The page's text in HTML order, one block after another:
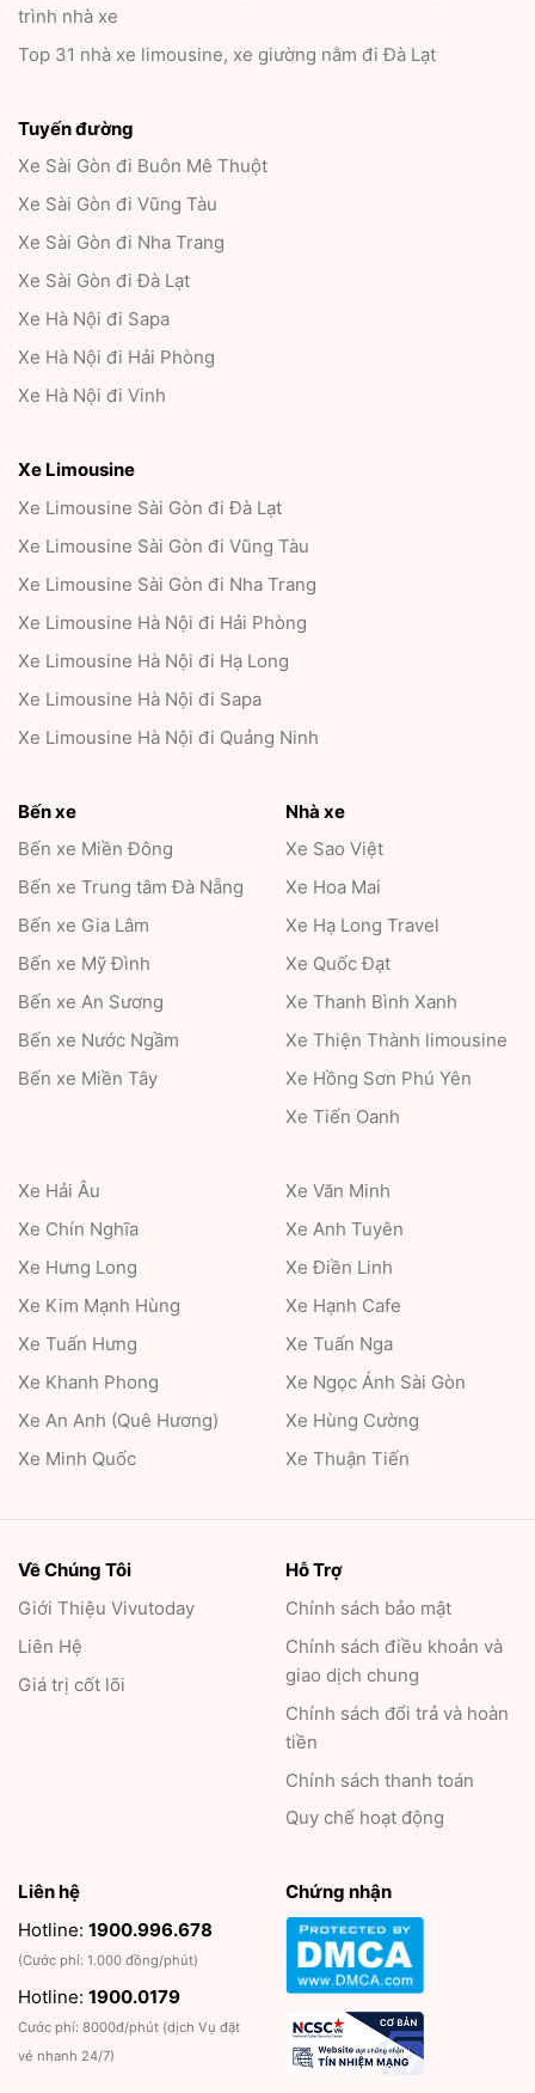
trình nhà xe
Top 31 nhà xe limousine, xe giường nằm đi Đà Lạt
Tuyến đường
Xe Sài Gòn đi Buôn Mê Thuột
Xe Sài Gòn đi Vũng Tàu
Xe Sài Gòn đi Nha Trang
Xe Sài Gòn đi Đà Lạt
Xe Hà Nội đi Sapa
Xe Hà Nội đi Hải Phòng
Xe Hà Nội đi Vinh
Xe Limousine
Xe Limousine Sài Gòn đi Đà Lạt
Xe Limousine Sài Gòn đi Vũng Tàu
Xe Limousine Sài Gòn đi Nha Trang
Xe Limousine Hà Nội đi Hải Phòng
Xe Limousine Hà Nội đi Hạ Long
Xe Limousine Hà Nội đi Sapa
Xe Limousine Hà Nội đi Quảng Ninh
Bến xe
Bến xe Miền Đông
Bến xe Trung tâm Đà Nẵng
Bến xe Gia Lâm
Bến xe Mỹ Đình
Bến xe An Sương
Bến xe Nước Ngầm
Bến xe Miền Tây
Nhà xe
Xe Sao Việt
Xe Hoa Mai
Xe Hạ Long Travel
Xe Quốc Đạt
Xe Thanh Bình Xanh
Xe Thiện Thành limousine
Xe Hồng Sơn Phú Yên
Xe Tiến Oanh
Xe Hải Âu
Xe Chín Nghĩa
Xe Hưng Long
Xe Kim Mạnh Hùng
Xe Tuấn Hưng
Xe Khanh Phong
Xe An Anh (Quê Hương)
Xe Minh Quốc
Xe Văn Minh
Xe Anh Tuyên
Xe Điền Linh
Xe Hạnh Cafe
Xe Tuấn Nga
Xe Ngọc Ánh Sài Gòn
Xe Hùng Cường
Xe Thuận Tiến
Về Chúng Tôi
Giới Thiệu Vivutoday
Liên Hệ
Giá trị cốt lõi
Hỗ Trợ
Chính sách bảo mật
Chính sách điều khoản và
giao dịch chung
Chính sách đổi trả và hoàn
tiền
Chính sách thanh toán
Quy chế hoạt động
Liên hệ
Hotline: 1900.996.678
(Cước phí: 1.000 đồng/phút)
Hotline: 1900.0179
Cước phí: 8000đ/phút (dịch Vụ đặt
vé nhanh 24/7)
Chứng nhận